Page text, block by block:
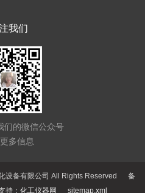
我们
们的微信公众号
多信息
设备有限公司 All Rights Reserved 备
： 化工仪器网 sitemap.xml